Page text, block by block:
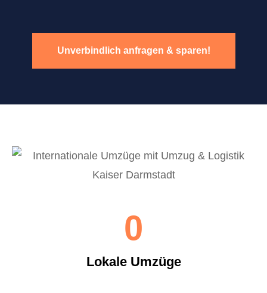
Unverbindlich anfragen & sparen!
Lokale Umzüge
0